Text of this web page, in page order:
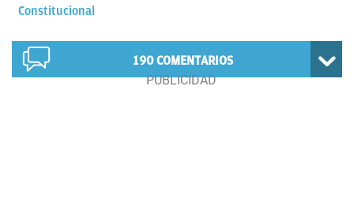
Constitucional
190COMENTARIOS